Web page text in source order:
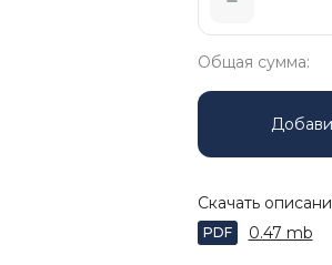
Общая сумма:
Скачать
PDF 0.47 mb